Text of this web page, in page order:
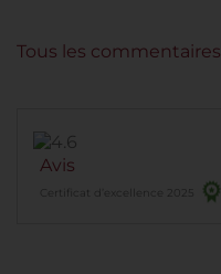
Avis
Certificat d’excellence 2025
Tous les commentaires